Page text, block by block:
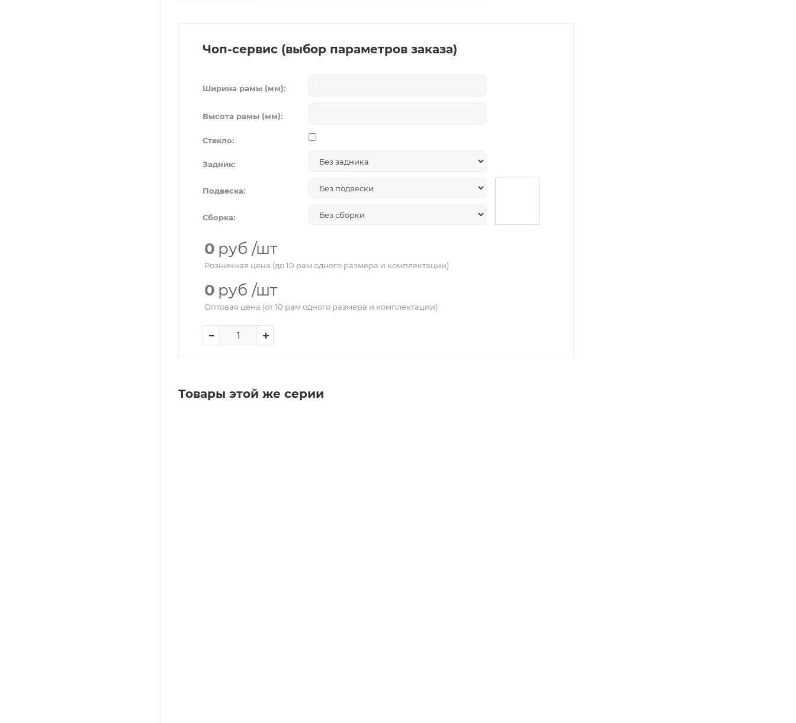
Чоп-сервис (выбор параметров заказа)
Ширина рамы (мм):
Высота рамы (мм):
Стекло:
Задник:
Подвеска:
Сборка:
0 руб /шт
Розничная цена (до 10 рам одного размера и комплектации)
0 руб /шт
Оптовая цена (от 10 рам одного размера и комплектации)
Товары этой же серии